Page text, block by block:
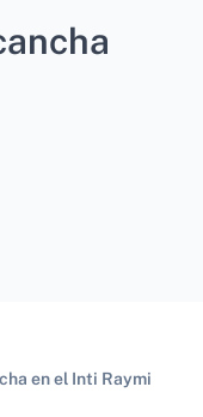
en el Inti Raymi